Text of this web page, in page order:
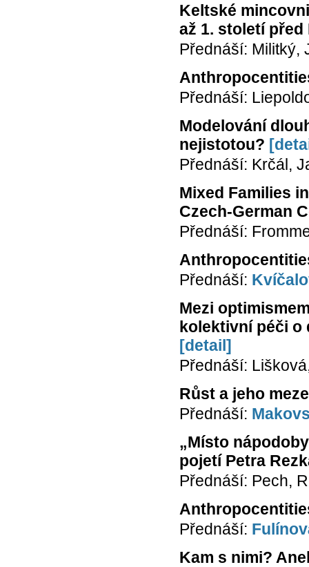
Keltské
až 1. století před
Přednáší: Militký,
Přednáší:
Modelování
nejistotou?
Přednáší: Krčál,
Mixed Families
Czech-German
Přednáší:
Přednáší:
Mezi
kolektivní péči o
[detail]
Přednáší:
Růst a jeho
Přednáší:
„Místo
pojetí Petra
Přednáší: Pech,
Přednáší:
Kam s nimi?